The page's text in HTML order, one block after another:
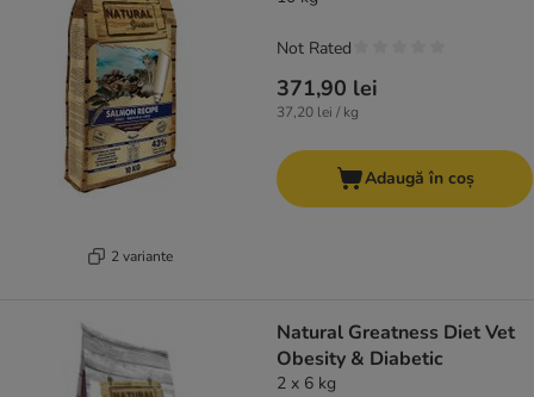
2 variante
371,90 lei
37,20 lei / kg
Not Rated
Adaugă în coș
Natural Greatness Diet Vet
Obesity & Diabetic
2 x 6 kg